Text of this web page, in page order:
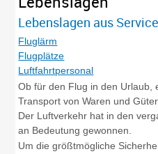
Lebenslagen aus
Fluglärm
Flugplätze
Luftfahrtpersonal
Ob für den Flug in den Urlaub,
Transport von Waren und
Der Luftverkehr hat in den
an Bedeutung gewonnen.
Um die größtmögliche